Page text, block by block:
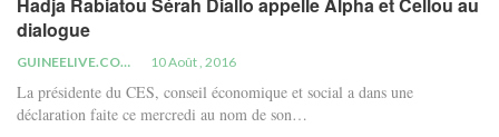
Hadja Rabiatou Sérah Diallo appelle Alpha et Cellou au
dialogue
GUINEELIVE.COM 10 Août , 2016
La présidente du CES, conseil économique et social a dans une
déclaration faite ce mercredi au nom de son…